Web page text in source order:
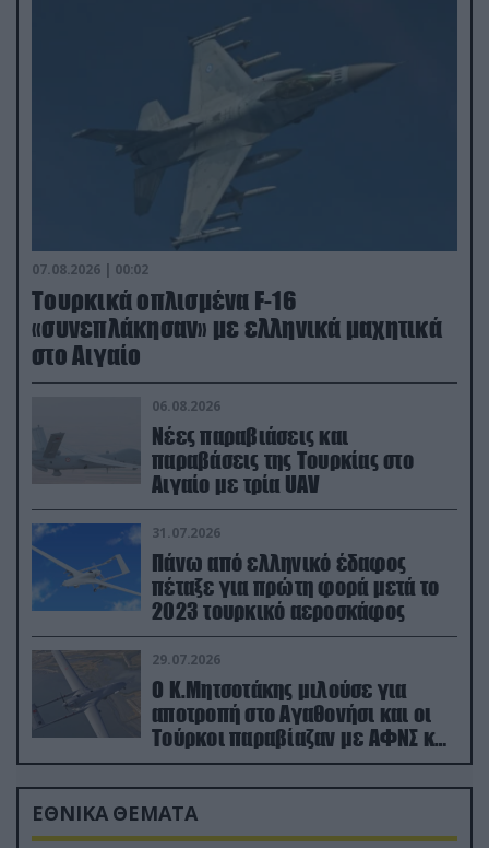
07.08.2026 | 00:02
Τουρκικά οπλισμένα F-16
«συνεπλάκησαν» με ελληνικά μαχητικά
στο Αιγαίο
06.08.2026
Νέες παραβιάσεις και
παραβάσεις της Τουρκίας στο
Αιγαίο με τρία UAV
31.07.2026
Πάνω από ελληνικό έδαφος
πέταξε για πρώτη φορά μετά το
2023 τουρκικό αεροσκάφος
29.07.2026
Ο Κ.Μητσοτάκης μιλούσε για
αποτροπή στο Αγαθονήσι και οι
Τούρκοι παραβίαζαν με ΑΦΝΣ και
drone
ΕΘΝΙΚΑ ΘΕΜΑΤΑ